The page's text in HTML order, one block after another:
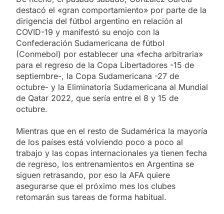
destacó el «gran comportamiento» por parte de la
dirigencia del fútbol argentino en relación al
COVID-19 y manifestó su enojo con la
Confederación Sudamericana de fútbol
(Conmebol) por establecer una «fecha arbitraria»
para el regreso de la Copa Libertadores -15 de
septiembre-, la Copa Sudamericana -27 de
octubre- y la Eliminatoria Sudamericana al Mundial
de Qatar 2022, que sería entre el 8 y 15 de
octubre.
Mientras que en el resto de Sudamérica la mayoría
de los países está volviendo poco a poco al
trabajo y las copas internacionales ya tienen fecha
de regreso, los entrenamientos en Argentina se
siguen retrasando, por eso la AFA quiere
asegurarse que el próximo mes los clubes
retomarán sus tareas de forma habitual.